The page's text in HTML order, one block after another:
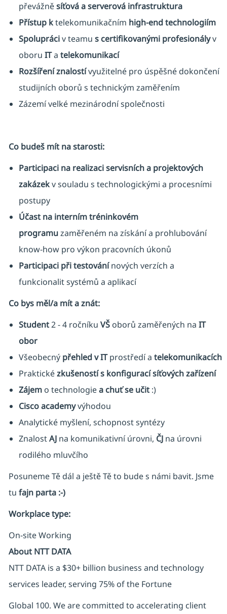
převážněsíťová a serverová infrastruktura
Přístup ktelekomunikačním high-end technologiím
Spolupráciv teamu s certifikovanými profesionályv
oboru ITa telekomunikací
Rozšířeníznalostívyužitelné pro úspěšné dokončení
studijních oborů s technickým zaměřením
Zázemí velké mezinárodní společnosti
Co budeš mít na starosti:
Participaci na realizaciservisních a projektových
zakázekv souladu s technologickými a procesními
postupy
Účast na internímtréninkovém
programuzaměřeném na získání a prohlubování
know-how pro výkon pracovních úkonů
Participaci při testovánínových verzích a
funkcionalit systémů a aplikací
Co bys měl/a mít a znát:
Student2 - 4 ročníku VŠoborů zaměřených na IT
obor
Všeobecný přehled v ITprostředí a telekomunikacích
Praktickézkušeností s konfigurací síťových zařízení
Zájemo technologiea chuť se učit:)
Cisco academyvýhodou
Analytické myšlení, schopnost syntézy
ZnalostAJna komunikativní úrovni, ČJna úrovni
rodilého mluvčího
Posuneme Tě dál a ještě Tě to bude s námi bavit. Jsme
tu fajn parta :-)
Workplace type:
On-site Working
About NTT DATA
NTT DATA is a $30+ billion business and technology
services leader, serving 75% of the Fortune
Global 100. We are committed to accelerating client